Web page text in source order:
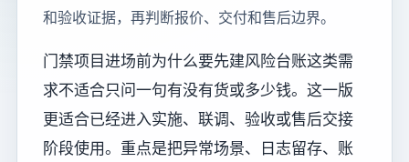
和验收证据，再判断报价、交付和售后边界。
门禁项目进场前为什么要先建风险台账这类需
求不适合只问一句有没有货或多少钱。这一版
更适合已经进入实施、联调、验收或售后交接
阶段使用。重点是把异常场景、日志留存、账